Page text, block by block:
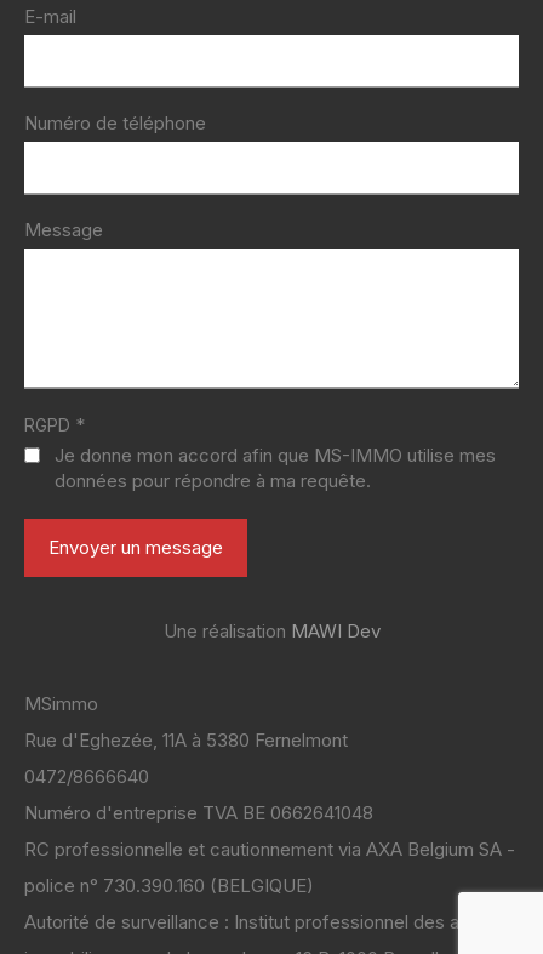
E-mail
Numéro de téléphone
Message
RGPD *
Je donne mon accord afin que MS-IMMO utilise mes
données pour répondre à ma requête.
Une réalisation MAWI Dev
MSimmo
Rue d'Eghezée, 11A à 5380 Fernelmont
0472/8666640
Numéro d'entreprise TVA BE 0662641048
RC professionnelle et cautionnement via AXA Belgium SA -
police n° 730.390.160 (BELGIQUE)
Autorité de surveillance : Institut professionnel des agents